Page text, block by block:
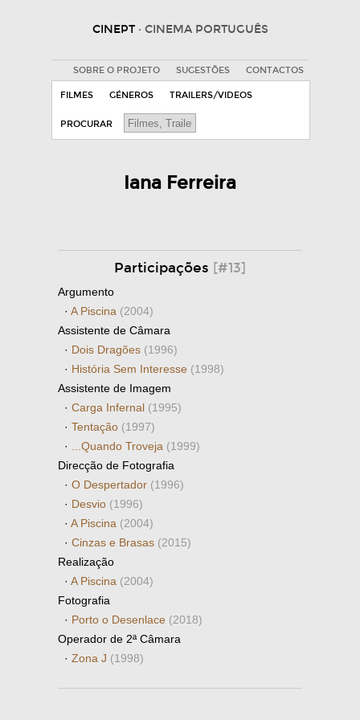
CINEPT · CINEMA PORTUGUÊS
SOBRE O PROJETO SUGESTÕES CONTACTOS
FILMES GÉNEROS TRAILERS/VIDEOS
PROCURAR
Iana Ferreira
Participações [#13]
Argumento
· A Piscina (2004)
Assistente de Câmara
· Dois Dragões (1996)
· História Sem Interesse (1998)
Assistente de Imagem
· Carga Infernal (1995)
· Tentação (1997)
·
...Quando Troveja (1999)
Direcção de Fotografia
· O Despertador (1996)
· Desvio (1996)
· A Piscina (2004)
· Cinzas e Brasas (2015)
Realização
· A Piscina (2004)
Fotografia
· Porto o Desenlace (2018)
Operador de 2ª Câmara
· Zona J (1998)